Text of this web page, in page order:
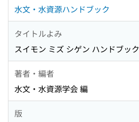
水文・水資源ハンドブック
タイトルよみ
スイモン ミズ シゲン ハンドブック
著者・編者
水文・水資源学会 編
版